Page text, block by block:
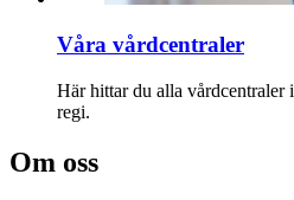
Våra vårdcentraler
Här hittar du alla vårdcentraler
regi.
Om oss